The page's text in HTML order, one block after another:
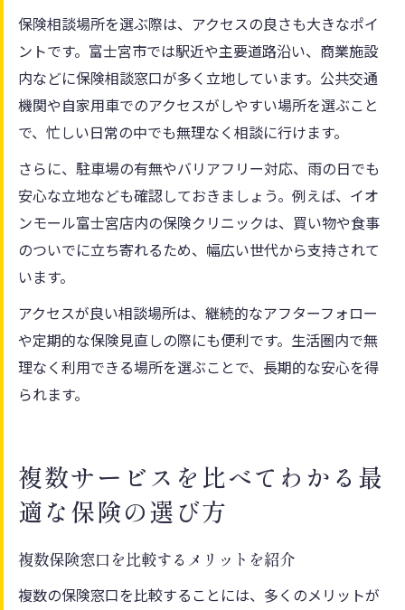
保険相談場所を選ぶ際は、アクセスの良さも大きなポイ
ントです。富士宮市では駅近や主要道路沿い、商業施設
内などに保険相談窓口が多く立地しています。公共交通
機関や自家用車でのアクセスがしやすい場所を選ぶこと
で、忙しい日常の中でも無理なく相談に行けます。
さらに、駐車場の有無やバリアフリー対応、雨の日でも
安心な立地なども確認しておきましょう。例えば、イオ
ンモール富士宮店内の保険クリニックは、買い物や食事
のついでに立ち寄れるため、幅広い世代から支持されて
います。
アクセスが良い相談場所は、継続的なアフターフォロー
や定期的な保険見直しの際にも便利です。生活圏内で無
理なく利用できる場所を選ぶことで、長期的な安心を得
られます。
複数サービスを比べてわかる最
適な保険の選び方
複数保険窓口を比較するメリットを紹介
複数の保険窓口を比較することには、多くのメリットが